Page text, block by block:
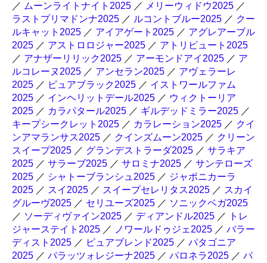
／ ムーンライトナイト2025 ／ メリーウィドウ2025 ／
ラストプリマドンナ2025 ／ ルコントブルー2025 ／ クー
ルキャット2025 ／ アイアゲート2025 ／ アグレアーブル
2025 ／ アストロロジャー2025 ／ アトリビュート2025
／ アナザーリリック2025 ／ アーモンドアイ2025 ／ ア
ルコレーヌ2025 ／ アンセラン2025 ／ アヴェラーレ
2025 ／ ピュアブラック2025 ／ イストワールファム
2025 ／ インヘリットデール2025 ／ ウィクトーリア
2025 ／ カラパタール2025 ／ ギルデッドミラー2025 ／
キープシークレット2025 ／ カラレーション2025 ／ クイ
ンアマランサス2025 ／ クインズムーン2025 ／ クリーン
スイープ2025 ／ グランデストラーダ2025 ／ サラキア
2025 ／ サラーブ2025 ／ サロミナ2025 ／ サンテローズ
2025 ／ シャトーブランシュ2025 ／ ジャポニカーラ
2025 ／ スイ2025 ／ スイープセレリタス2025 ／ スカイ
グルーヴ2025 ／ セリユーズ2025 ／ ソニックベガ2025
／ ソーディヴァイン2025 ／ ディアンドル2025 ／
トレ
ジャーステイト2025 ／ ノワールドゥジェ2025 ／ バラー
ディスト2025 ／ ピュアブレンド2025 ／ パタゴニア
2025 ／ パラッツォレジーナ2025 ／ パロネラ2025 ／ パ